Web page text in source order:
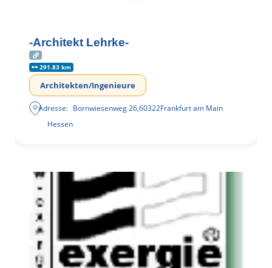
-Architekt Lehrke-
291.83 km
Architekten/Ingenieure
Adresse: Bornwiesenweg 26,60322Frankfurt am Main
Hessen